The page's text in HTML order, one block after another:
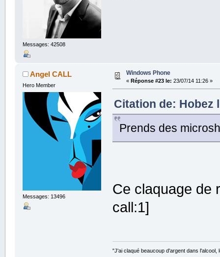
Messages: 42508
Angel CALL
Hero Member
Messages: 13496
Windows Phone
« Réponse #23 le: 23/07/14 11:26 »
Citation de: Hobez
Prends des
Ce claquage de
call:1]
"J'ai claqué beaucoup d'argent dans